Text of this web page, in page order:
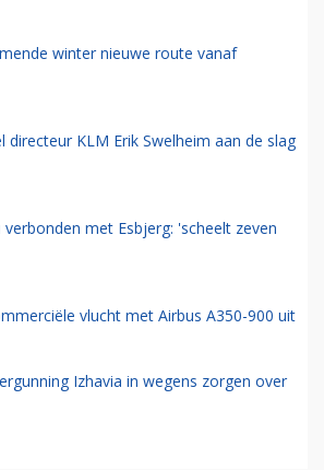
winter nieuwe route vanaf
directeur KLM Erik Swelheim aan de slag
met Esbjerg: 'scheelt zeven
vlucht met Airbus A350-900 uit
Izhavia in wegens zorgen over